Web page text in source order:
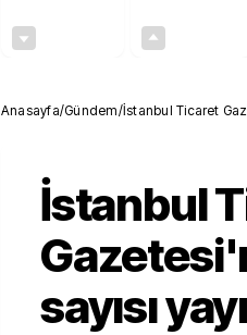
Anasayfa/Gündem/İstanbul Ticaret
İstanbul
sayısı